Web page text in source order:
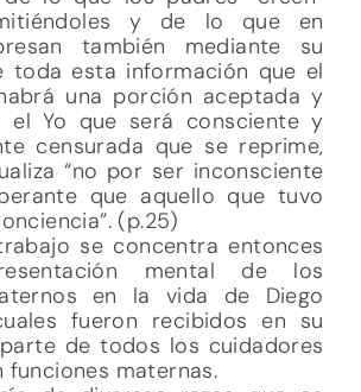
y de lo que en
también mediante su
toda esta información que el
una porción aceptada y
el Yo que será consciente y
censurada que se reprime,
“no por ser inconsciente
que aquello que tuvo
(p.25)
se concentra entonces
mental de los
en la vida de Diego
fueron recibidos en su
de todos los cuidadores
funciones maternas.